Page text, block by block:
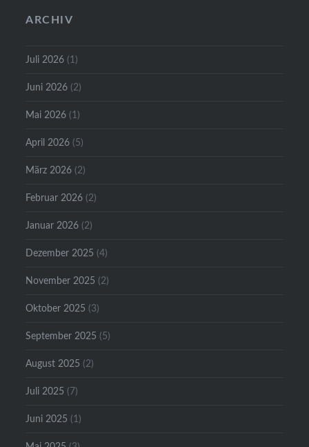
ARCHIV
Juli 2026 (1)
Juni 2026 (2)
Mai 2026 (1)
April 2026 (5)
März 2026 (2)
Februar 2026 (2)
Januar 2026 (2)
Dezember 2025 (4)
November 2025 (2)
Oktober 2025 (3)
September 2025 (5)
August 2025 (2)
Juli 2025 (7)
Juni 2025 (1)